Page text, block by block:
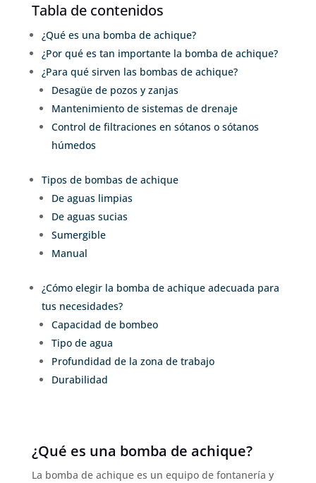
Tabla de contenidos
¿Qué es una bomba de achique?
¿Por qué es tan importante la bomba de achique?
¿Para qué sirven las bombas de achique?
Desagüe de pozos y zanjas
Mantenimiento de sistemas de drenaje
Control de filtraciones en sótanos o sótanos
húmedos
Tipos de bombas de achique
De aguas limpias
De aguas sucias
Sumergible
Manual
¿Cómo elegir la bomba de achique adecuada para
tus necesidades?
Capacidad de bombeo
Tipo de agua
Profundidad de la zona de trabajo
Durabilidad
¿Qué es una bomba de achique?
La bomba de achique es un equipo de fontanería y